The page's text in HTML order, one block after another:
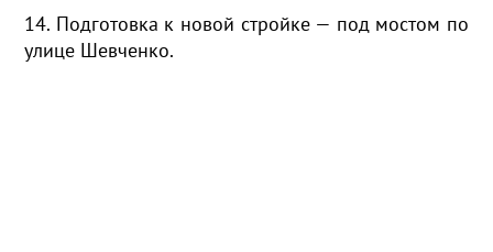
14. Подготовка к новой стройке — под мостом по
улице Шевченко.